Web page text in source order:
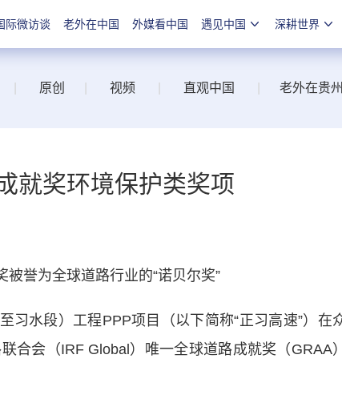
际微访谈 老外在中国 外媒看中国 遇见中国 深耕世界
原创 视频 直观中国 老外在贵州
就奖环境保护类奖项
誉为全球道路行业的“诺贝尔奖”
水段）工程PPP项目（以下简称“正习高速”）在
合会（IRF Global）唯一全球道路成就奖（GRAA）